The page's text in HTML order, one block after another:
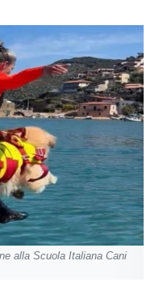
alla Scuola Italiana Cani